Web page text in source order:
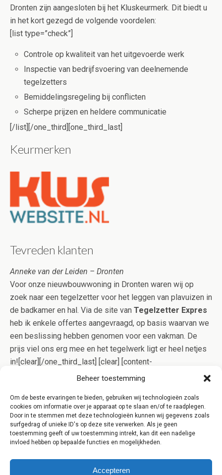
Beheer toestemming
Om de beste ervaringen te bieden, gebruiken wij technologieën zoals
cookies om informatie over je apparaat op te slaan en/of te raadplegen.
Door in te stemmen met deze technologieën kunnen wij gegevens zoals
surfgedrag of unieke ID's op deze site verwerken. Als je geen
toestemming geeft of uw toestemming intrekt, kan dit een nadelige
invloed hebben op bepaalde functies en mogelijkheden.
Accepteren
Dronten zijn aangesloten bij het Kluskeurmerk. Dit biedt u
in het kort gezegd de volgende voordelen:
[list type=”check”]
Controle op kwaliteit van het uitgevoerde werk
Inspectie van bedrijfsvoering van deelnemende
tegelzetters
Bemiddelingsregeling bij conflicten
Scherpe prijzen en heldere communicatie
[/list][/one_third][one_third_last]
Keurmerken
Tevreden klanten
Anneke van der Leiden – Dronten
Voor onze nieuwbouwwoning in Dronten waren wij op
zoek naar een tegelzetter voor het leggen van plavuizen in
de badkamer en hal. Via de site van Tegelzetter Expres
heb ik enkele offertes aangevraagd, op basis waarvan we
een beslissing hebben genomen voor een vakman. De
prijs viel ons erg mee en het tegelwerk ligt er heel netjes
in![clear][/one_third_last] [clear] [content-
highlight]Betegelen is specialistisch werk. Onze
goed tegelwerk niet per definitie duur hoeft te zijn. Dit
bewijzen wij u graag, vraag daarom eens een offerte aan
voor een opgave op maat![/content-highlight]